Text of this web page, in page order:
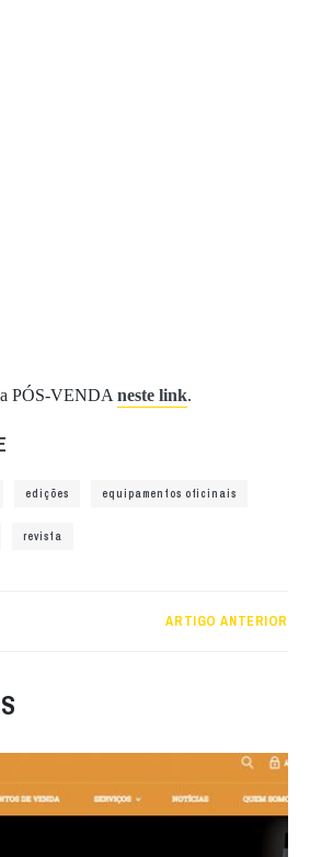
PÓS-VENDA neste link.
edições equipamentos oficinais
revista
ARTIGO ANTERIOR